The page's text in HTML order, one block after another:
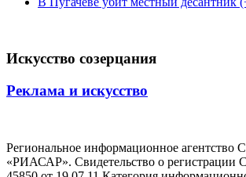
Искусство созерцания
Реклама и искусство
Региональное информационное агентство
«РИАСАР». Свидетельство о